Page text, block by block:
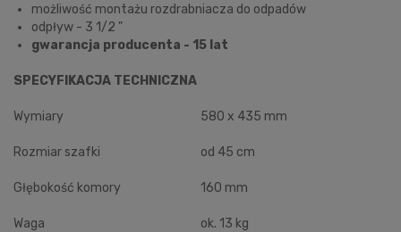
możliwość montażu rozdrabniacza do odpadów
odpływ - 3 1/2 "
gwarancja producenta - 15 lat
SPECYFIKACJA TECHNICZNA
Wymiary 580 x 435 mm
Rozmiar szafki od 45 cm
Głębokość komory 160 mm
Waga ok. 13 kg